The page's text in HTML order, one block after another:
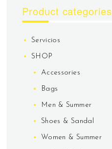
Product categories
Servicios
SHOP
Accessories
Bags
Men & Summer
Shoes & Sandal
Women & Summer